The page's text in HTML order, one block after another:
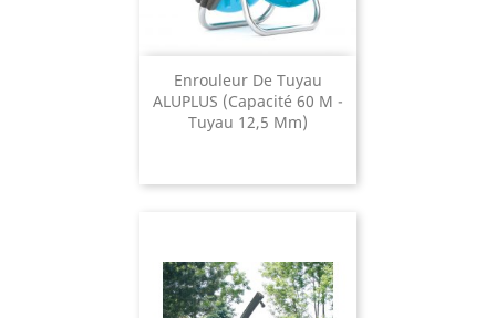
Enrouleur De Tuyau
ALUPLUS (capacité 60 M -
Tuyau 12,5 Mm)